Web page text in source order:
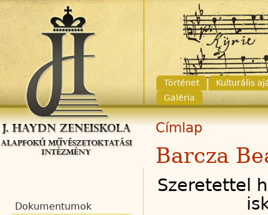
Történet
Kulturális
Galéria
Címlap
Barcza
Szeretettel
Dokumentumok